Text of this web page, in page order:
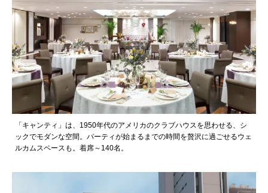
「キャンティ」は、1950年代のアメリカのクラブハウスを思わせる、シ
ックでモダンな空間。パーティが始まるまでの時間を贅沢に過ごせるウェ
ルカムスペースも。着席～140名。